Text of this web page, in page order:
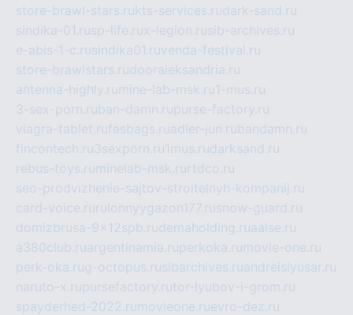
store-brawl-stars.rukts-services.rudark-sand.ru
sindika-01.rusp-life.rux-legion.rusib-archives.ru
e-abis-1-c.rusindika01.ruvenda-festival.ru
store-brawlstars.rudooraleksandria.ru
antenna-highly.ru mine-lab-msk.ru1-mus.ru
3-sex-porn.ruban-damn.rupurse-factory.ru
viagra-tablet.rufasbags.ruadler-jun.rubandamn.ru
fincontech.ru3sexporn.ru1mus.rudarksand.ru
rebus-toys.ru minelab-msk.ru rtdco.ru
seo-prodvizhenie-sajtov-stroitelnyh-kompanij.ru
card-voice.ru rulonnyygazon177.rusnow-guard.ru
domizbrusa-9x12spb.rudemaholding.ruaalse.ru
a380club.ruargentinamia.ruperkoka.ru movie-one.ru
perk-oka.rug-octopus.rusibarchives.ruandreislyusar.ru
naruto-x.rupursefactory.rutor-lyubov-i-grom.ru
spayderhed-2022.ru movieone.ruevro-dez.ru